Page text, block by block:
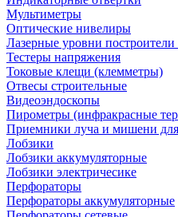
Мультиметры
Оптические нивелиры
Лазерные уровни построители
Тестеры напряжения
Токовые клещи (клемметры)
Отвесы строительные
Видеоэндоскопы
Пирометры (инфракрасные
Приемники луча и мишени для
Лобзики
Лобзики аккумуляторные
Лобзики электричесике
Перфораторы
Перфораторы аккумуляторные